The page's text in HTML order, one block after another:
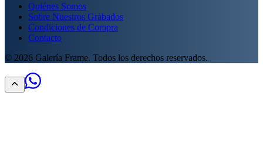
Quiénes Somos
Sobre Nuestros Grabados
Condiciones de Compra
Contacto
© 2026 Galería Frame. Todos los derechos reservados.